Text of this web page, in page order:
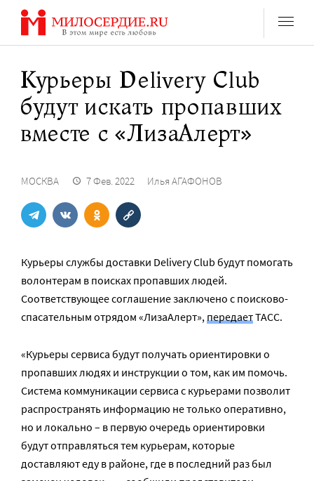
Перейти
содержанию
Курьеры Delivery Club
будут искать пропавших
вместе с «ЛизаАлерт»
МОСКВА 7 Фев. 2022 Илья АГАФОНОВ
Курьеры службы доставки Delivery Club будут помогать
волонтерам в поисках пропавших людей.
Соответствующее соглашение заключено с поисково-
спасательным отрядом «ЛизаАлерт»,передаетТАСС.
«Курьеры сервиса будут получать ориентировки о
пропавших людях и инструкции о том, как им помочь.
Система коммуникации сервиса с курьерами позволит
распространять информацию не только оперативно,
но и локально – в первую очередь ориентировки
будут отправляться тем курьерам, которые
доставляют еду в районе, где в последний раз был